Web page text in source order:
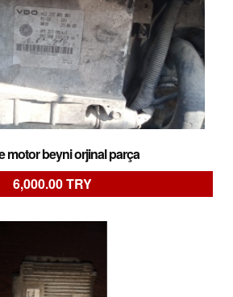
motor beyni orjinal parça
6,000.00 TRY